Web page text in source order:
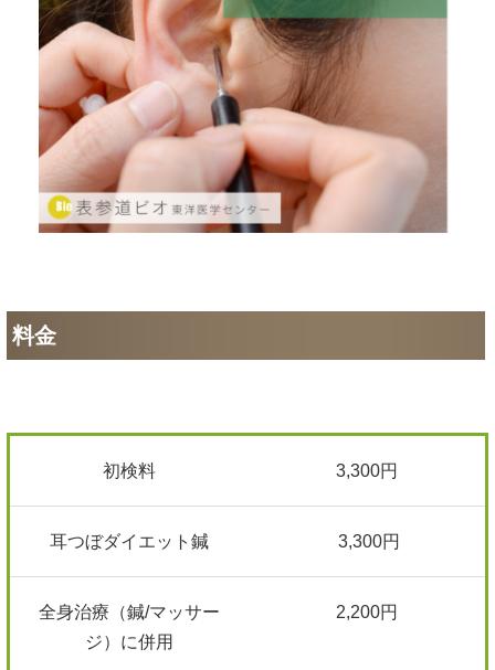
料金
初検料 3,300円
耳つぼダイエット鍼 3,300円
全身治療（鍼/マッサー
ジ）に併用
2,200円